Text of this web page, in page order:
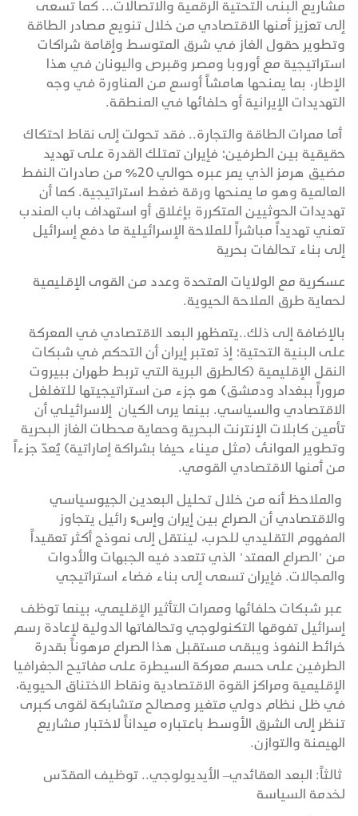
مشاريع البنى التحتية الرقمية والاتصالات... كما تسعى
إلى تعزيز أمنها الاقتصادي من خلال تنويع مصادر الطاقة
وتطوير حقول الغاز في شرق المتوسط وإقامة شراكات
استراتيجية مع أوروبا ومصر وقبرص واليونان في هذا
الإطار، بما يمنحها هامشاً أوسع من المناورة في وجه
التهديدات الإيرانية أو حلفائها في المنطقة.
أما ممرات الطاقة والتجارة.. فقد تحولت إلى نقاط احتكاك
حقيقية بين الطرفين؛ فإيران تمتلك القدرة على تهديد
مضيق هرمز الذي يمر عبره حوالي 20% من صادرات النفط
العالمية وهو ما يمنحها ورقة ضغط استراتيجية. كما أن
تهديدات الحوثيين المتكررة بإغلاق أو استهداف باب المندب
تعني تهديداً مباشراً للملاحة الإسرائيلية ما دفع إسرائيل
إلى بناء تحالفات بحرية
عسكرية مع الولايات المتحدة وعدد من القوى الإقليمية
لحماية طرق الملاحة الحيوية.
بالإضافة إلى ذلك..يتمظهر البعد الاقتصادي في المعركة
على البنية التحتية؛ إذ تعتبر إيران أن التحكم في شبكات
النقل الإقليمية (كالطرق البرية التي تربط طهران ببيروت
مروراً ببغداد ودمشق) هو جزء من استراتيجيتها للتغلغل
الاقتصادي والسياسي. بينما يرى الكيان إلاسرائيلي أن
تأمين كابلات الإنترنت البحرية وحماية محطات الغاز البحرية
وتطوير الموانئ (مثل ميناء حيفا بشراكة إماراتية) يُعدّ جزءاً
من أمنها الاقتصادي القومي.
والملاحظ أنه من خلال تحليل البعدين الجيوسياسي
والاقتصادي أن الصراع بين إيران وإسs رائيل يتجاوز
المفهوم التقليدي للحرب، لينتقل إلى نموذج أكثر تعقيداً
من "الصراع الممتد" الذي تتعدد فيه الجبهات والأدوات
والمجالات. فإيران تسعى إلى بناء فضاء استراتيجي
عبر شبكات حلفائها وممرات التأثير الإقليمي، بينما توظف
إسرائيل تفوقها التكنولوجي وتحالفاتها الدولية لإعادة رسم
خرائط النفوذ ويبقى مستقبل هذا الصراع مرهوناً بقدرة
الطرفين على حسم معركة السيطرة على مفاتيح الجغرافيا
الإقليمية ومراكز القوة الاقتصادية ونقاط الاختناق الحيوية،
في ظل نظام دولي متغير ومصالح متشابكة لقوى كبرى
تنظر إلى الشرق الأوسط باعتباره ميداناً لاختبار مشاريع
الهيمنة والتوازن.
ثالثاً: البعد العقائدي– الأيديولوجي.. توظيف المقدّس
لخدمة السياسة